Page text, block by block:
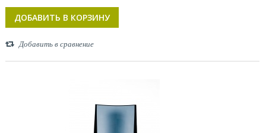
ДОБАВИТЬ В КОРЗИНУ
Добавить в сравнение